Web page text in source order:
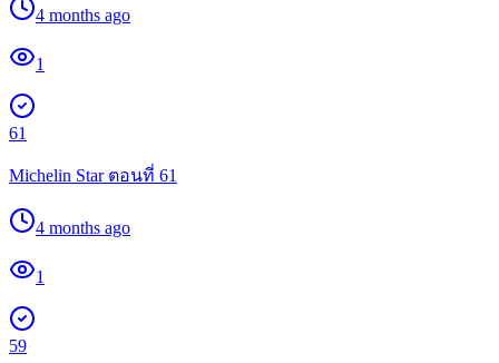
4 months ago
1
61
Michelin Star ตอนที่ 61
4 months ago
1
59